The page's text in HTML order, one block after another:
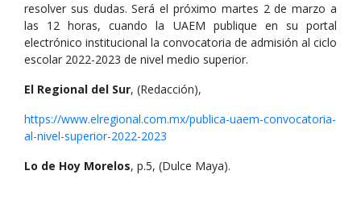
resolver sus dudas. Será el próximo martes 2 de marzo a
las 12 horas, cuando la UAEM publique en su portal
electrónico institucional la convocatoria de admisión al ciclo
escolar 2022-2023 de nivel medio superior.
El Regional del Sur, (Redacción),
https://www.elregional.com.mx/publica-uaem-convocatoria-
al-nivel-superior-2022-2023
Lo de Hoy Morelos, p.5, (Dulce Maya).